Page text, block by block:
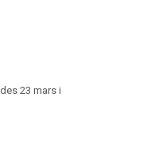
23 mars i